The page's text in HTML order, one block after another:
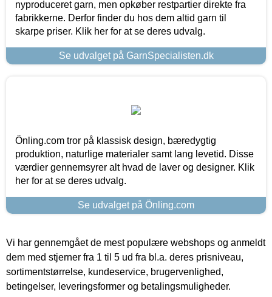
nyproduceret garn, men opkøber restpartier direkte fra
fabrikkerne. Derfor finder du hos dem altid garn til
skarpe priser. Klik her for at se deres udvalg.
Se udvalget på GarnSpecialisten.dk
Önling.com tror på klassisk design, bæredygtig
produktion, naturlige materialer samt lang levetid. Disse
værdier gennemsyrer alt hvad de laver og designer. Klik
her for at se deres udvalg.
Se udvalget på Önling.com
Vi har gennemgået de mest populære webshops og anmeldt
dem med stjerner fra 1 til 5 ud fra bl.a. deres prisniveau,
sortimentstørrelse, kundeservice, brugervenlighed,
betingelser, leveringsformer og betalingsmuligheder.